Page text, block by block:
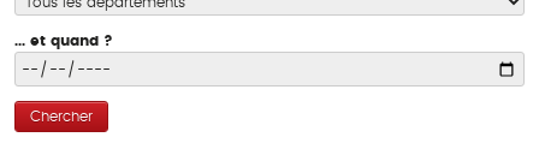
... et quand ?
Chercher